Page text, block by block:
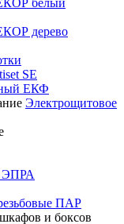
белый
дерево
SE
ЕКФ
Электрощитовое
ЭПРА
ПАР